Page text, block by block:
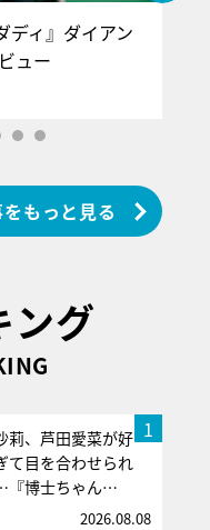
ディ』ダイアン
タビュー
もっと見る
ング
1
莉、芦田愛菜が好
て目を合わせられ
『博士ちゃん…
2026.08.08